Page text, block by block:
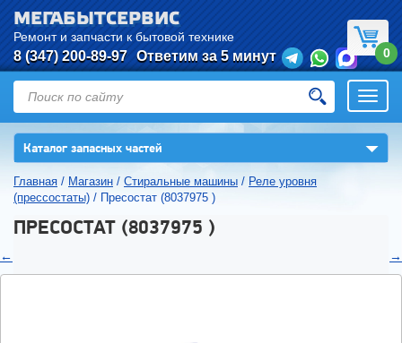
МЕГАБЫТСЕРВИС
Ремонт и запчасти к бытовой технике
8 (347) 200-89-97 Ответим за 5 минут 0
Каталог запасных частей ▼
Главная / Магазин / Стиральные машины / Реле уровня
(прессостаты) / Пресостат (8037975 )
ПРЕСОСТАТ (8037975 )
← →